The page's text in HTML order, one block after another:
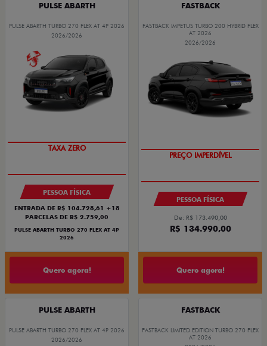
PULSE ABARTH
PULSE ABARTH TURBO 270 FLEX AT 4P 2026
2026/2026
TAXA ZERO
PESSOA FÍSICA
ENTRADA DE R$ 104.728,61 +18
PARCELAS DE R$ 2.759,00
PULSE ABARTH TURBO 270 FLEX AT 4P
2026
Quero agora!
FASTBACK
FASTBACK IMPETUS TURBO 200 HYBRID FLEX
AT 2026
2026/2026
PREÇO IMPERDÍVEL
PESSOA FÍSICA
De: R$ 173.490,00
R$ 134.990,00
Quero agora!
PULSE ABARTH
PULSE ABARTH TURBO 270 FLEX AT 4P 2026
2026/2026
FASTBACK
FASTBACK LIMITED EDITION TURBO 270 FLEX
AT 2026